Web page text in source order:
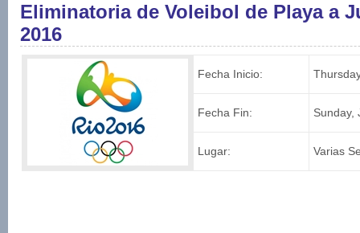
Eliminatoria de Voleibol de Playa a
2016
Fecha Inicio:
Fecha Fin: Sunday,
Lugar: Varias